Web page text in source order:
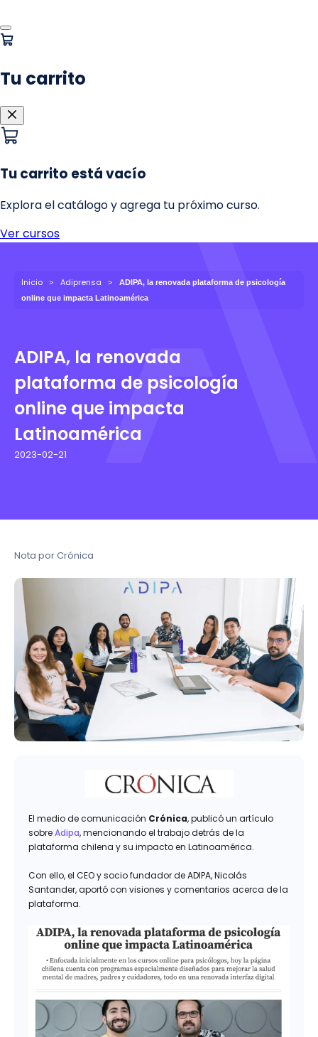
Inicio Adiprensa
ADIPA, la renovada plataforma de psicología
online que impacta Latinoamérica
ADIPA, la renovada
plataforma de psicología
online que impacta
Latinoamérica
2023-02-21
Nota por Crónica
El medio de comunicación Crónica, publicó un artículo
sobreAdipa, mencionando el trabajo detrás de la
plataforma chilena y su impacto en Latinoamérica.
Con ello, el CEO y socio fundador de ADIPA, Nicolás
Santander, aportó con visiones y comentarios acerca de la
plataforma.